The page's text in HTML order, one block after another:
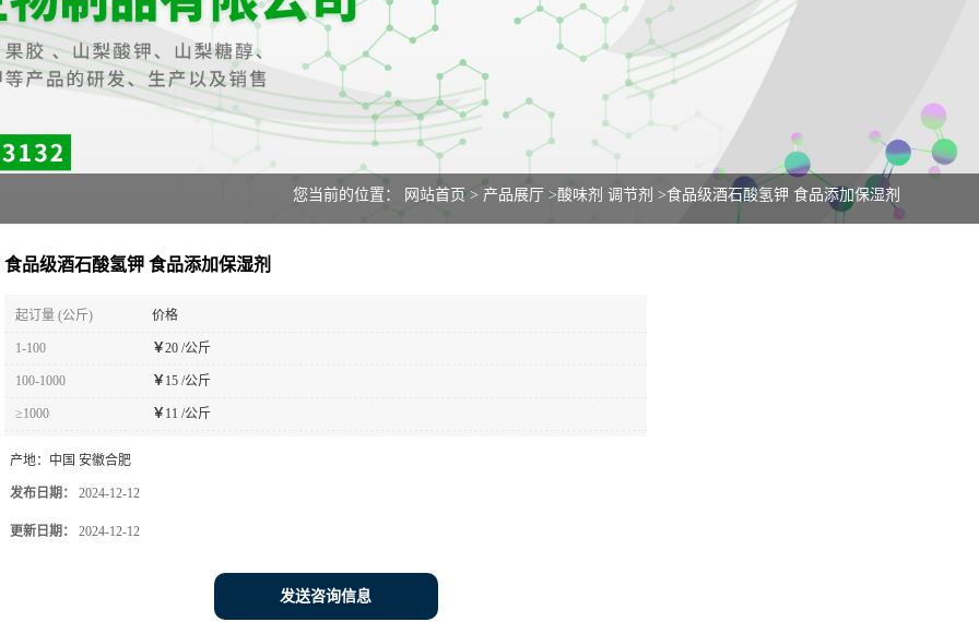
您当前的位置： 网站首页 > 产品展厅 >酸味剂 调节剂 >食品级酒石酸氢钾 食品添加保湿剂
食品级酒石酸氢钾 食品添加保湿剂
起订量 (公斤) 价格
1-100 ￥20 /公斤
100-1000 ￥ 15 /公斤
≥1000 ￥ 11 /公斤
产地： 中国 安徽合肥
发布日期： 2024-12-12
更新日期： 2024-12-12
发送咨询信息